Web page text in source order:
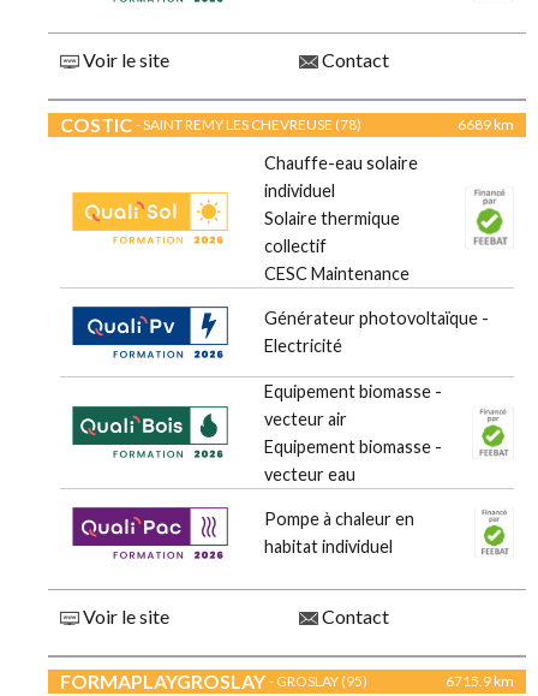
Voir le site Contact
COSTIC - SAINT REMY LES CHEVREUSE (78) 6689 km
Chauffe-eau solaire
individuel
Solaire thermique
collectif
CESC Maintenance
Générateur photovoltaïque -
Electricité
Equipement biomasse -
vecteur air
Equipement biomasse -
vecteur eau
Pompe à chaleur en
habitat individuel
Voir le site Contact
FORMAPLAYGROSLAY - GROSLAY (95) 6715.9 km